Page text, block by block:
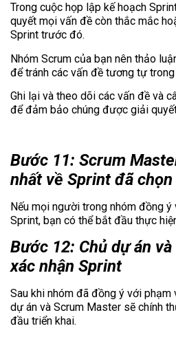
Trong cuộc họp lập kế hoạch
quyết mọi vấn đề còn thắc mắc
Sprint trước đó.
Nhóm Scrum của bạn nên thảo
để tránh các vấn đề tương tự
Ghi lại và theo dõi các vấn đề và
để đảm bảo chúng được giải
Bước 11: Scrum
nhất về Sprint đã chọn
Nếu mọi người trong nhóm đồng
Sprint, bạn có thể bắt đầu thực
Bước 12: Chủ dự án
xác nhận Sprint
Sau khi nhóm đã đồng ý với phạm
dự án và Scrum Master sẽ chính
đầu triển khai.